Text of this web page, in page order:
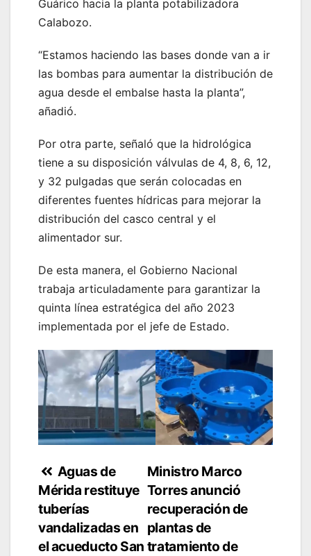
Guárico hacia la planta potabilizadora
Calabozo.
“Estamos haciendo las bases donde van a ir
las bombas para aumentar la distribución de
agua desde el embalse hasta la planta”,
añadió.
Por otra parte, señaló que la hidrológica
tiene a su disposición válvulas de 4, 8, 6, 12,
y 32 pulgadas que serán colocadas en
diferentes fuentes hídricas para mejorar la
distribución del casco central y el
alimentador sur.
De esta manera, el Gobierno Nacional
trabaja articuladamente para garantizar la
quinta línea estratégica del año 2023
implementada por el jefe de Estado.
Navegación
de
entradas
Ministro Marco
Torres anunció
recuperación de
plantas de
tratamiento de
Aguas de
Mérida restituye
tuberías
vandalizadas en
el acueducto San